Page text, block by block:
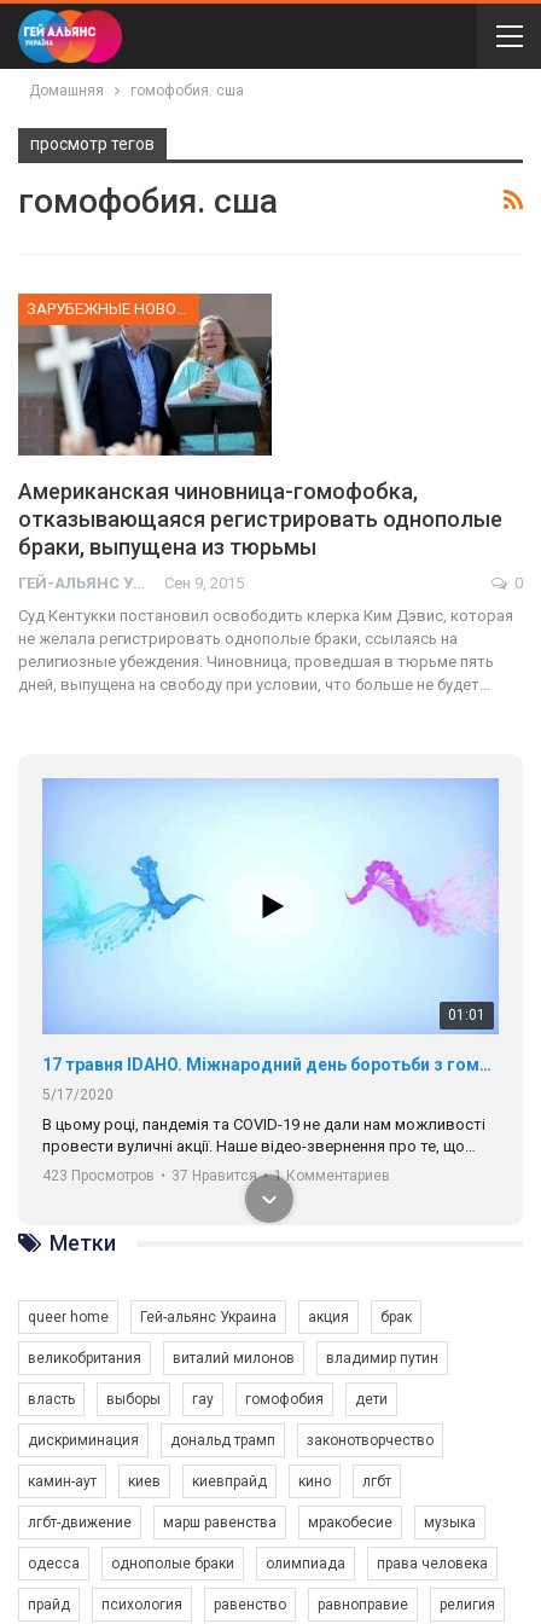
Домашняя гомофобия. сша
просмотр тегов
гомофобия. сша
Американская чиновница-гомофобка,
отказывающаяся регистрировать однополые
браки, выпущена из тюрьмы
ГЕЙ-АЛЬЯНС УКРАИНА Сен 9, 2015
0
Суд Кентукки постановил освободить клерка Ким Дэвис, которая
не желала регистрировать однополые браки, ссылаясь на
религиозные убеждения. Чиновница, проведшая в тюрьме пять
дней, выпущена на свободу при условии, что больше не будет…
01:01
17 травня IDAHO. Міжнародний день боротьби з гомофобією трансфобією і біфобія.
5/17/2020
В цьому році, пандемія та COVІD-19 не дали нам можливості
провести вуличні акції. Наше відео-звернення про те, що
навіть коли ми у різних містах та не можемо зустрінеться, ми
разом. Ми закликаємо всіх хто поділяє цінності рівності та
солідарності, приєднатися до нас. Регіональні підрозділи
ГАУ є в 16 областях України.
Разом наш голос лунає гучніше!
423 Просмотров • 37 Нравится • 1 Комментариев
Зупинимо насильство проти ЛГБТ в Україні! Stop violence against LGBT in Ukraine!
6/30/2017
Емоційний та вражаючий промо-ролік на конкурс PACT, який
представляє програму "Гей-альянс Україна" з протидії
Метки
queer home Гей-альянс Украина акция брак
великобритания виталий милонов владимир путин
власть выборы гау гомофобия дети
дискриминация дональд трамп законотворчество
камин-аут киев киевпрайд кино лгбт
лгбт-движение марш равенства мракобесие музыка
одесса однополые браки олимпиада права человека
прайд психология равенство равноправие религия